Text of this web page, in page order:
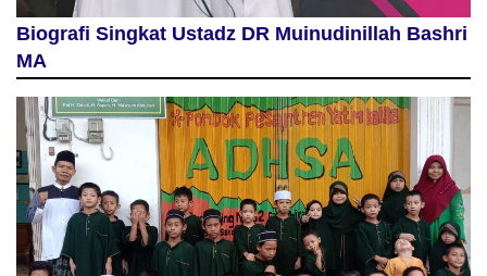
Biografi Singkat Ustadz DR Muinudinillah Bashri
MA